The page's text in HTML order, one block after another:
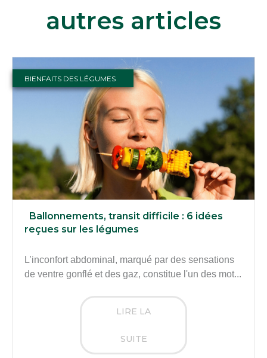
autres articles
BIENFAITS DES LÉGUMES
Ballonnements, transit difficile : 6 idées
reçues sur les légumes
L’inconfort abdominal, marqué par des sensations
de ventre gonflé et des gaz, constitue l'un des mot...
LIRE LA
SUITE